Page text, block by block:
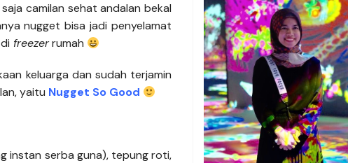
camilan sehat andalan bekal
nugget bisa jadi penyelamat
freezerrumah
keluarga dan sudah terjamin
yaitu Nugget So Good
instan serba guna), tepung roti,